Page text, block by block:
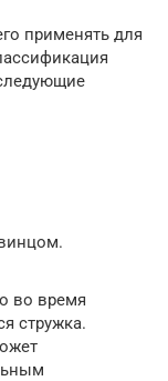
применять для
во время
стружка.